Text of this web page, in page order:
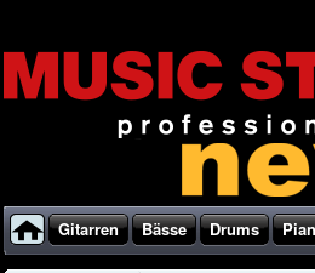
Gitarren Bässe Drums